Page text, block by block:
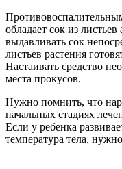
обладает сок из
выдавливать сок
листьев растения
Настаивать средство
места прокусов.
Нужно помнить, что
начальных стадиях
Если у ребенка
температура тела,